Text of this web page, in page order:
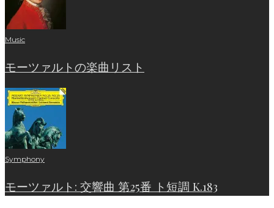
Music
モーツァルトの楽曲リスト
Symphony
モーツァルト: 交響曲 第25番 ト短調 K.183